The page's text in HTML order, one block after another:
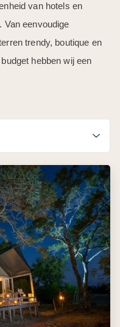
van hotels en
Van eenvoudige
trendy, boutique en
hebben wij een